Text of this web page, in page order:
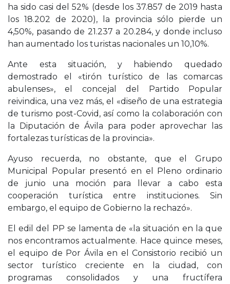
ha sido casi del 52% (desde los 37.857 de 2019 hasta
los 18.202 de 2020), la provincia sólo pierde un
4,50%, pasando de 21.237 a 20.284, y donde incluso
han aumentado los turistas nacionales un 10,10%.
Ante esta situación, y habiendo quedado
demostrado el «tirón turístico de las comarcas
abulenses», el concejal del Partido Popular
reivindica, una vez más, el «diseño de una estrategia
de turismo post-Covid, así como la colaboración con
la Diputación de Ávila para poder aprovechar las
fortalezas turísticas de la provincia».
Ayuso recuerda, no obstante, que el Grupo
Municipal Popular presentó en el Pleno ordinario
de junio una moción para llevar a cabo esta
cooperación turística entre instituciones. Sin
embargo, el equipo de Gobierno la rechazó».
El edil del PP se lamenta de «la situación en la que
nos encontramos actualmente. Hace quince meses,
el equipo de Por Ávila en el Consistorio recibió un
sector turístico creciente en la ciudad, con
programas consolidados y una fructífera